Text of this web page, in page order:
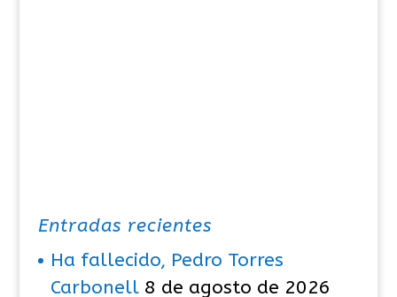
Entradas recientes
Ha fallecido, Pedro Torres
Carbonell 8 de agosto de 2026